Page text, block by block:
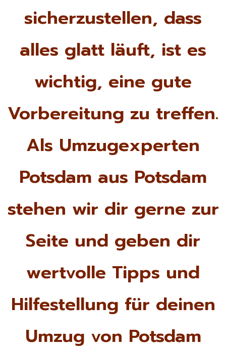
sicherzustellen, dass
alles glatt läuft, ist es
wichtig, eine gute
Vorbereitung zu treffen.
Als Umzugexperten
Potsdam aus Potsdam
stehen wir dir gerne zur
Seite und geben dir
wertvolle Tipps und
Hilfestellung für deinen
Umzug von Potsdam